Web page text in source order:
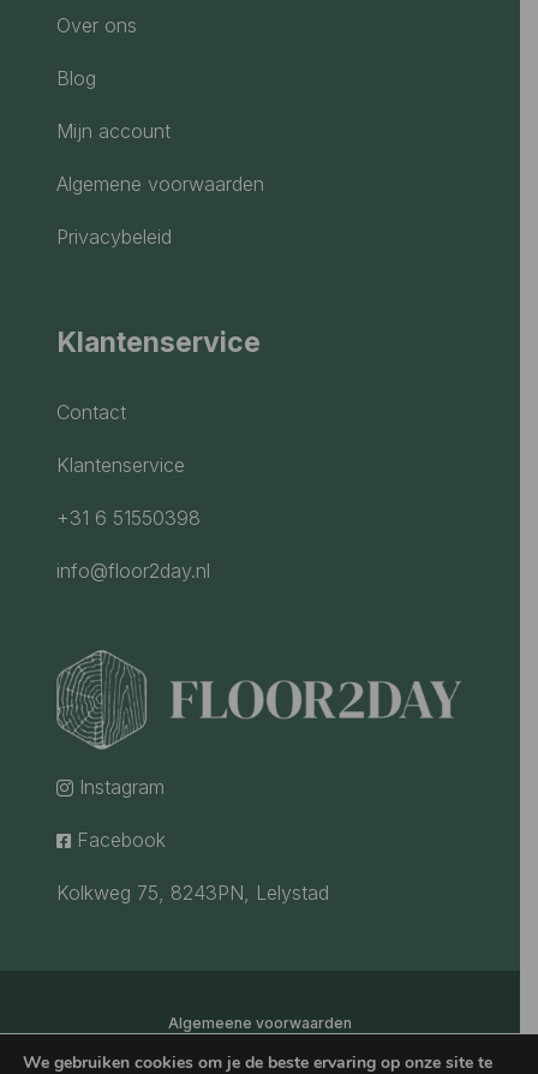
Over ons
Blog
Mijn account
Algemene voorwaarden
Privacybeleid
Klantenservice
Contact
Klantenservice
+31 6 51550398
info@floor2day.nl
 Instagram
 Facebook
Kolkweg 75, 8243PN, Lelystad
Algemeene voorwaarden
We gebruiken cookies om je de beste ervaring op onze site te